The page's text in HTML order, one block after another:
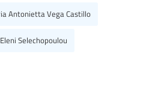
Antonietta Vega Castillo
Selechopoulou